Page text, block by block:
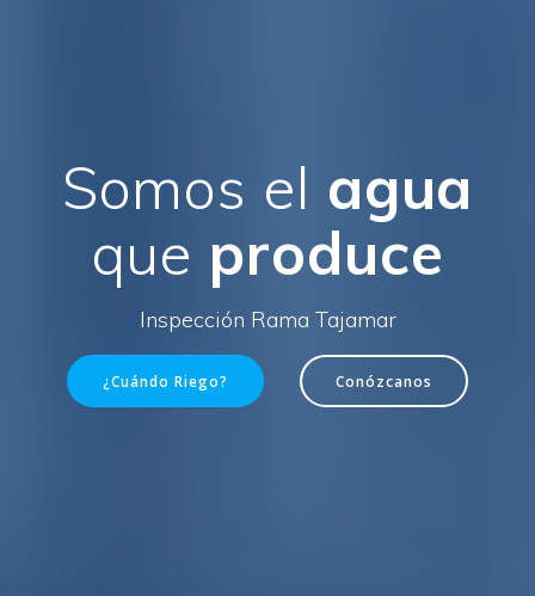
Somos el agua
que produce
Inspección Rama Tajamar
¿Cuándo Riego? Conózcanos